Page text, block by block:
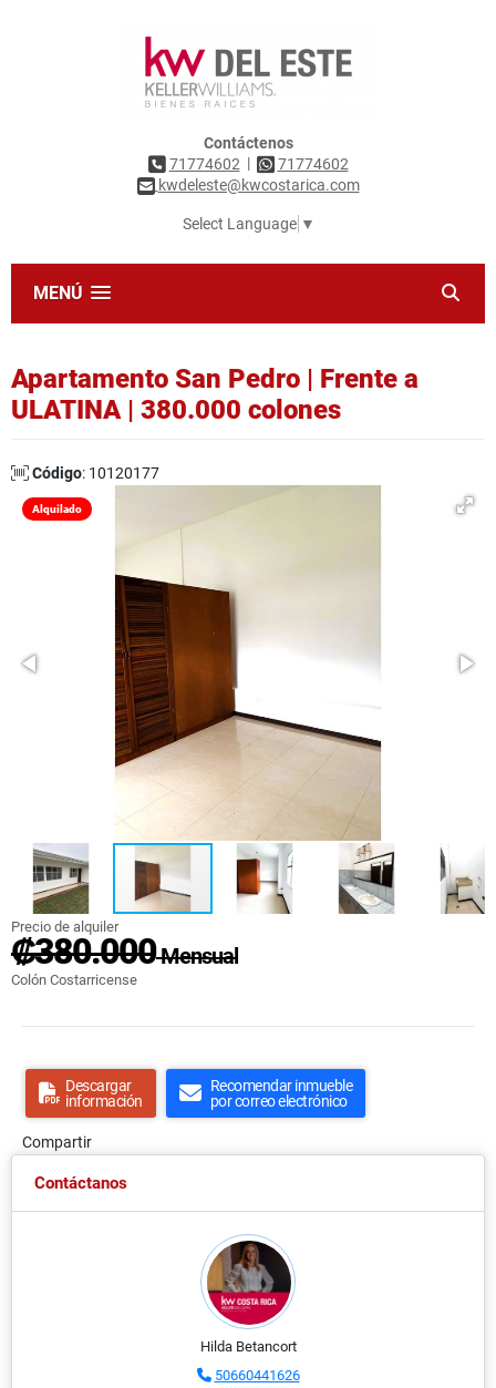
Contáctenos
71774602 |
71774602
kwdeleste@kwcostarica.com
Select Language ▼
MENÚ
Apartamento San Pedro | Frente a
ULATINA | 380.000 colones
Código: 10120177
Alquilado
Precio de alquiler
₡380.000Mensual
Colón Costarricense
Descargar
información
Recomendar inmueble
por correo electrónico
Compartir
Contáctanos
Hilda Betancort
50660441626